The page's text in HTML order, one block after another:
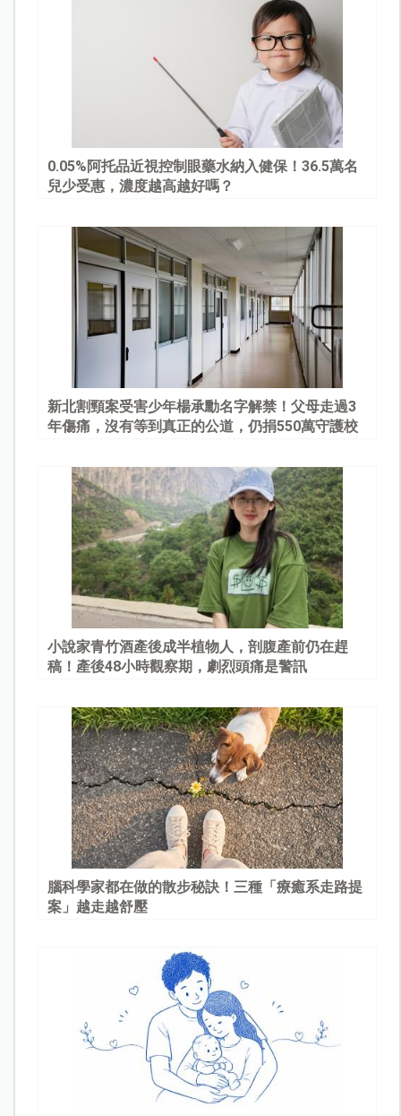
0.05%阿托品近視控制眼藥水納入健保！36.5萬名
兒少受惠，濃度越高越好嗎？
新北割頸案受害少年楊承勳名字解禁！父母走過3
年傷痛，沒有等到真正的公道，仍捐550萬守護校
小說家青竹酒產後成半植物人，剖腹產前仍在趕
稿！產後48小時觀察期，劇烈頭痛是警訊
腦科學家都在做的散步秘訣！三種「療癒系走路提
案」越走越舒壓